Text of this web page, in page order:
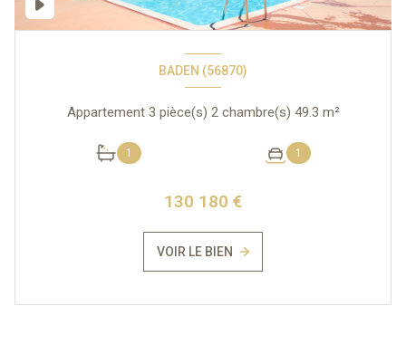
BADEN (56870)
Appartement 3 pièce(s) 2 chambre(s) 49.3 m²
1 1
130 180 €
VOIR LE BIEN